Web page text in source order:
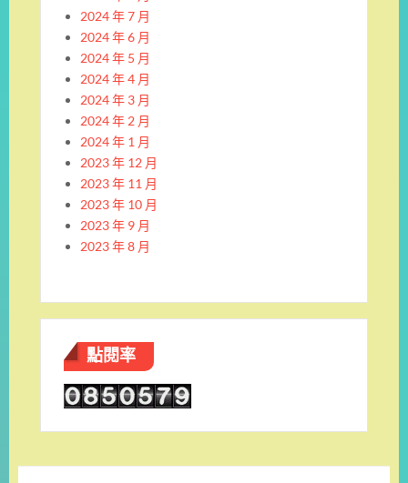
2024 年 7 月
2024 年 6 月
2024 年 5 月
2024 年 4 月
2024 年 3 月
2024 年 2 月
2024 年 1 月
2023 年 12 月
2023 年 11 月
2023 年 10 月
2023 年 9 月
2023 年 8 月
點閱率